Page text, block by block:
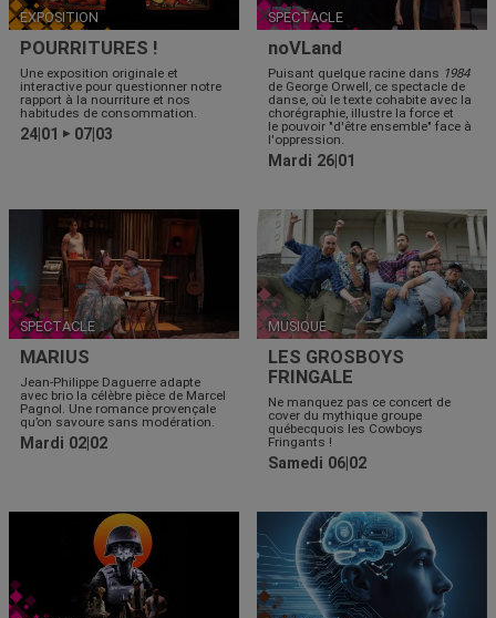
EXPOSITION
POURRITURES !
Une exposition originale et
interactive pour questionner notre
rapport à la nourriture et nos
habitudes de consommation.
24|01 ▶ 07|03
SPECTACLE
noVLand
Puisant quelque racine dans 1984
de George Orwell, ce spectacle de
danse, où le texte cohabite avec la
chorégraphie, illustre la force et
le pouvoir "d'être ensemble" face à
l'oppression.
Mardi 26|01
SPECTACLE
MARIUS
Jean-Philippe Daguerre adapte
avec brio la célèbre pièce de Marcel
Pagnol. Une romance provençale
qu’on savoure sans modération.
Mardi 02|02
MUSIQUE
LES GROSBOYS
FRINGALE
Ne manquez pas ce concert de
cover du mythique groupe
québecquois les Cowboys
Fringants !
Samedi 06|02